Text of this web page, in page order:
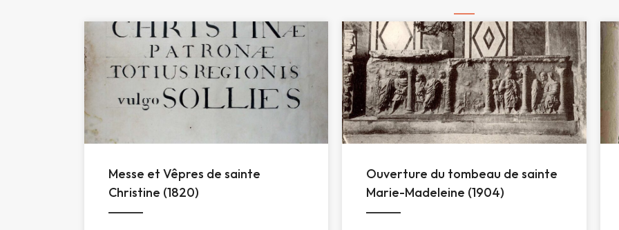
Messe et Vêpres de sainte
Christine (1820)
Ouverture du tombeau de sainte
Marie-Madeleine (1904)